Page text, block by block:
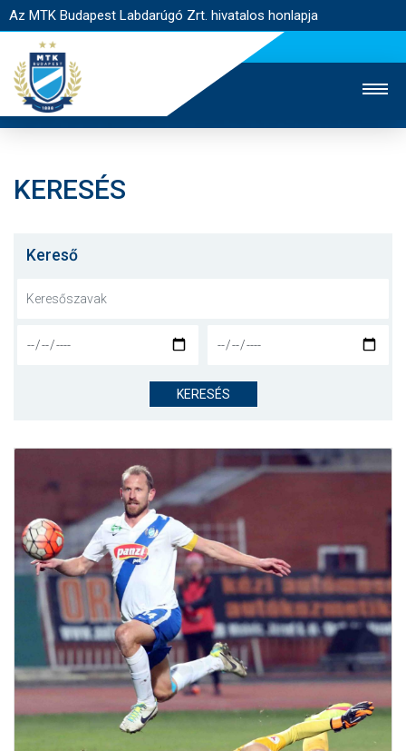
Az MTK Budapest Labdarúgó Zrt. hivatalos honlapja
JEGYÉRTÉKESÍTÉS
NYITÓLAP
CSAPATOK
KLUB
GALÉRIA
SZURKOLÓI ÉLMÉNYEK
AKKREDITÁCIÓ
KERESÉS
Kereső
KERESÉS